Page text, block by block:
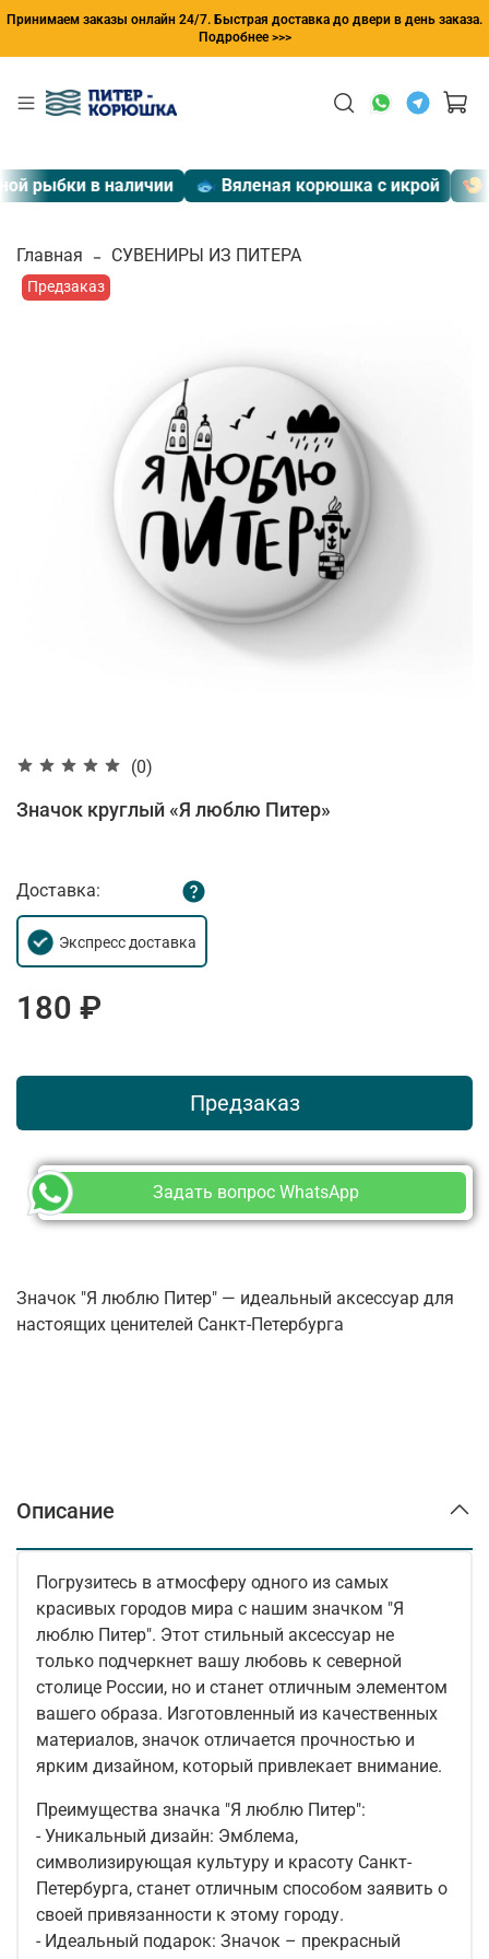
Принимаем заказы онлайн 24/7. Быстрая доставка до двери в день заказа.
Подробнее >>>
рыбки в наличии 🐟 Вяленая корюшка с икрой 🍤
Главная СУВЕНИРЫ ИЗ ПИТЕРА
Предзаказ
(0)
Значок круглый «Я люблю Питер»
Доставка:
Экспресс доставка
180 ₽
Предзаказ
Задать вопрос WhatsApp
Значок "Я люблю Питер" — идеальный аксессуар для
настоящих ценителей Санкт-Петербурга
Описание
Погрузитесь в атмосферу одного из самых
красивых городов мира с нашим значком "Я
люблю Питер". Этот стильный аксессуар не
только подчеркнет вашу любовь к северной
столице России, но и станет отличным элементом
вашего образа. Изготовленный из качественных
материалов, значок отличается прочностью и
ярким дизайном, который привлекает внимание.
Преимущества значка "Я люблю Питер":
- Уникальный дизайн: Эмблема,
символизирующая культуру и красоту Санкт-
Петербурга, станет отличным способом заявить о
своей привязанности к этому городу.
- Идеальный подарок: Значок – прекрасный